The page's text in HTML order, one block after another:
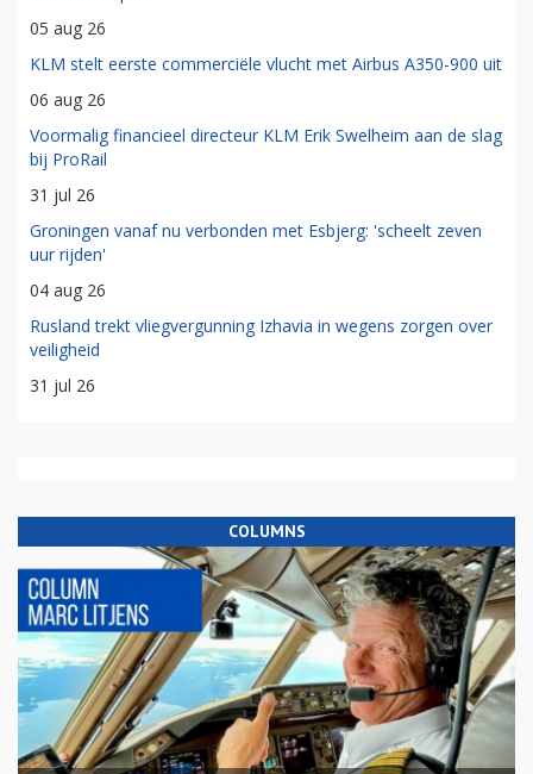
05 aug 26
KLM stelt eerste commerciële vlucht met Airbus A350-900 uit
06 aug 26
Voormalig financieel directeur KLM Erik Swelheim aan de slag
bij ProRail
31 jul 26
Groningen vanaf nu verbonden met Esbjerg: 'scheelt zeven
uur rijden'
04 aug 26
Rusland trekt vliegvergunning Izhavia in wegens zorgen over
veiligheid
31 jul 26
COLUMNS